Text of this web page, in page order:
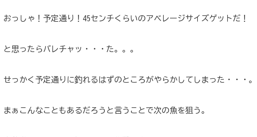
おっしゃ！予定通り！45センチくらいのアベレージサイズゲットだ！
と思ったらバレチャッ・・・た。。。
せっかく予定通りに釣れるはずのところがやらかしてしまった・・・。
まぁこんなこともあるだろうと言うことで次の魚を狙う。